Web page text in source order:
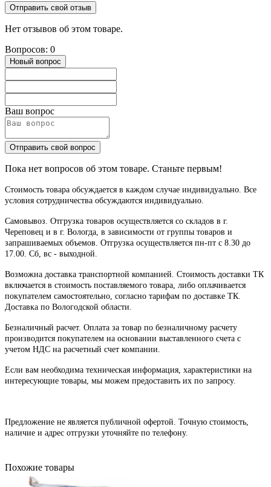
Отправить свой отзыв
Нет отзывов об этом товаре.
Вопросов: 0
Новый вопрос
Ваш вопрос
Отправить свой вопрос
Пока нет вопросов об этом товаре. Станьте первым!
Стоимость товара обсуждается в каждом случае индивидуально. Все
условия сотрудничества обсуждаются индивидуально.
Самовывоз. Отгрузка товаров осуществляется со складов в г.
Череповец и в г. Вологда, в зависимости от группы товаров и
запрашиваемых объемов. Отгрузка осуществляется пн-пт с 8.30 до
17.00. Сб, вс - выходной.
Возможна доставка транспортной компанией. Стоимость доставки ТК
включается в стоимость поставляемого товара, либо оплачивается
покупателем самостоятельно, согласно тарифам по доставке ТК.
Доставка по Вологодской области.
Безналичный расчет. Оплата за товар по безналичному расчету
производится покупателем на основании выставленного счета с
учетом НДС на расчетный счет компании.
Если вам необходима техническая информация, характеристики на
интересующие товары, мы можем предоставить их по запросу.
Предложение не является публичной офертой. Точную стоимость,
наличие и адрес отгрузки уточняйте по телефону.
Похожие товары